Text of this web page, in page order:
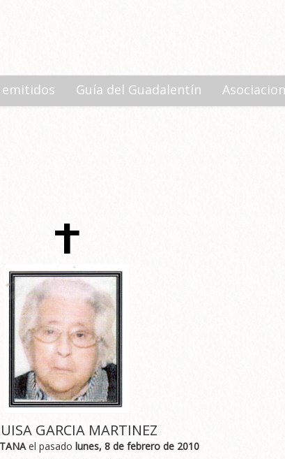
Guía del Guadalentín
GARCIA MARTINEZ
el pasado lunes, 8 de febrero de 2010